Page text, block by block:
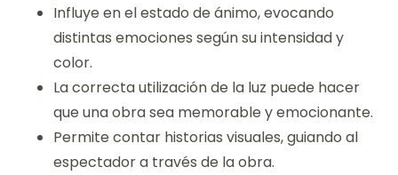
Influye en el estado de ánimo, evocando
distintas emociones según su intensidad y
color.
La correcta utilización de la luz puede hacer
que una obra sea memorable y emocionante.
Permite contar historias visuales, guiando al
espectador a través de la obra.